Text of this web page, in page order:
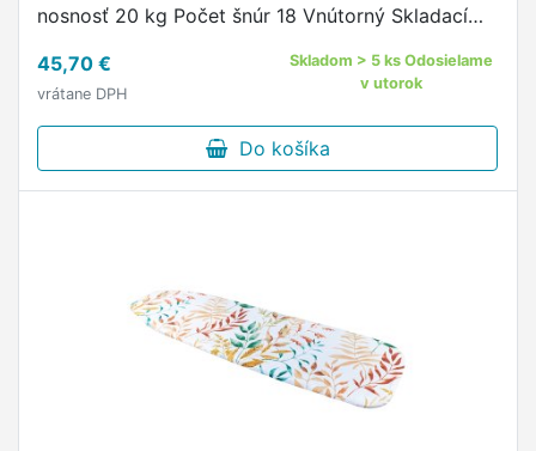
nosnosť 20 kg Počet šnúr 18 Vnútorný Skladací
Kolieska Rozmery (VxŠxH) 90 x 100 x …
45,70 €
vrátane DPH
Skladom > 5 ks Odosielame
v utorok
Do košíka